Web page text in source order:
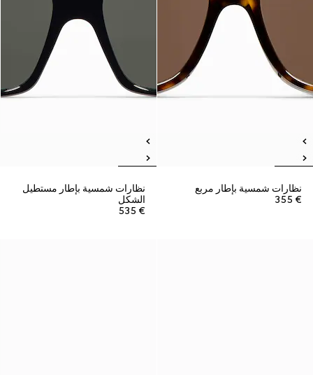
نظارات شمسية بإطار مربع
€ 355
نظارات شمسية بإطار مستطيل
الشكل
€ 535